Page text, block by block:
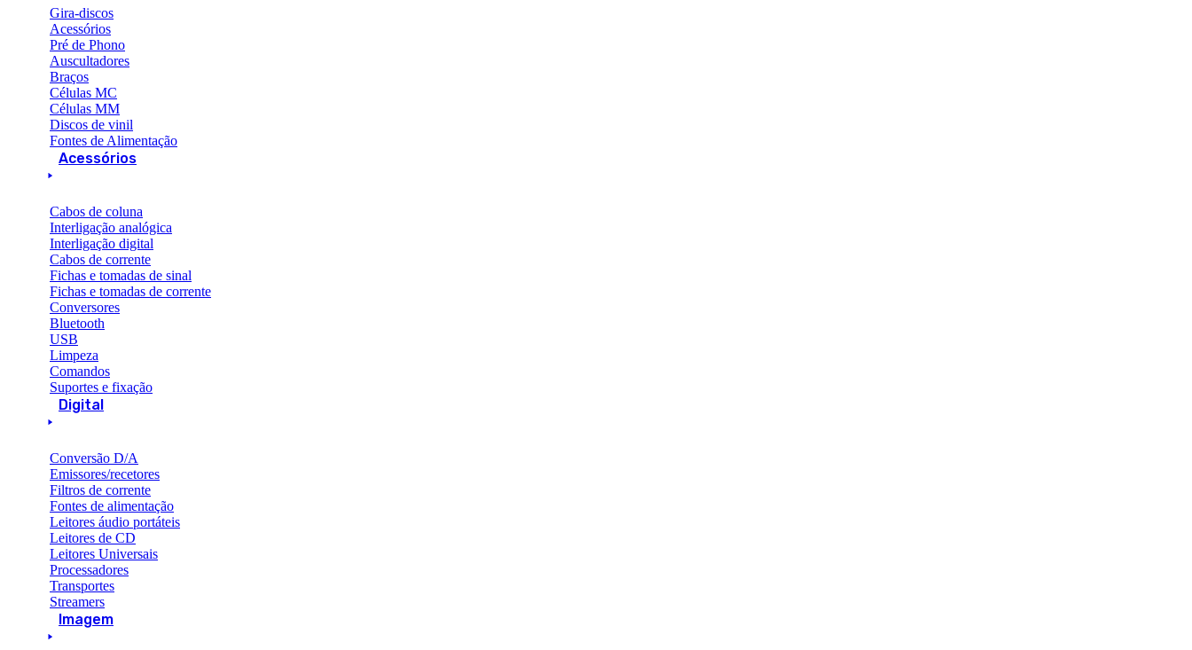
Gira-discos
Acessórios
Pré de Phono
Auscultadores
Braços
Células MC
Células MM
Discos de vinil
Fontes de Alimentação
Acessórios
Cabos de coluna
Interligação analógica
Interligação digital
Cabos de corrente
Fichas e tomadas de sinal
Fichas e tomadas de corrente
Conversores
Bluetooth
USB
Limpeza
Comandos
Suportes e fixação
Digital
Conversão D/A
Emissores/recetores
Filtros de corrente
Fontes de alimentação
Leitores áudio portáteis
Leitores de CD
Leitores Universais
Processadores
Transportes
Streamers
Imagem